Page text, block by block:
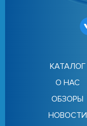
КАТАЛОГ
О НАС
ОБЗОРЫ
НОВОСТИ